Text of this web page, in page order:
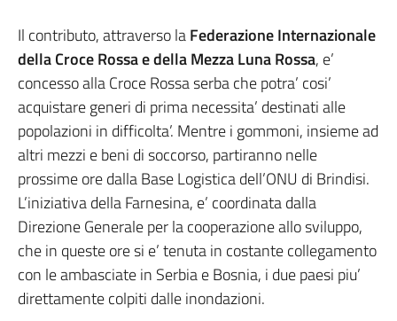
Il contributo, attraverso laFederazione Internazionale
della Croce Rossa e della Mezza Luna Rossa, e’
concesso alla Croce Rossa serba che potra’ cosi’
acquistare generi di prima necessita’ destinati alle
popolazioni in difficolta’. Mentre i gommoni, insieme ad
altri mezzi e beni di soccorso, partiranno nelle
prossime ore dalla Base Logistica dell’ONU di Brindisi.
L’iniziativa della Farnesina, e’ coordinata dalla
Direzione Generale per la cooperazione allo sviluppo,
che in queste ore si e’ tenuta in costante collegamento
con le ambasciate in Serbia e Bosnia, i due paesi piu’
direttamente colpiti dalle inondazioni.